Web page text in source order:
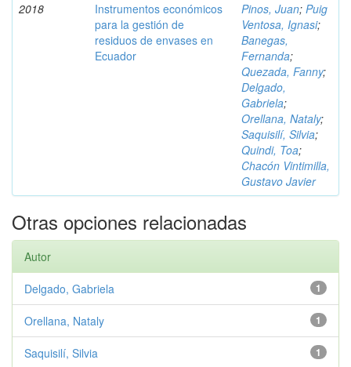
2018
Instrumentos económicos
para la gestión de
residuos de envases en
Ecuador
Pinos, Juan; Puig
Ventosa, Ignasi;
Banegas,
Fernanda;
Quezada, Fanny;
Delgado,
Gabriela;
Orellana, Nataly;
Saquisilí, Silvia;
Quindi, Toa;
Chacón Vintimilla,
Gustavo Javier
Otras opciones relacionadas
Autor
1
Delgado, Gabriela
1
Orellana, Nataly
1
Saquisilí, Silvia